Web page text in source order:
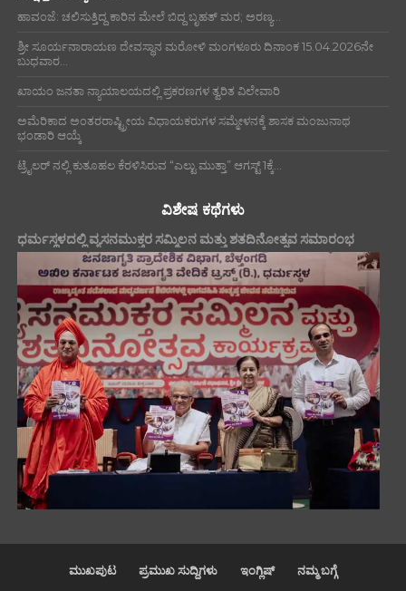
ಹಾವಂಜೆ: ಚಲಿಸುತ್ತಿದ್ದ ಕಾರಿನ ಮೇಲೆ ಬಿದ್ದ ಬೃಹತ್ ಮರ; ಅರಣ್ಯ...
ಶ್ರೀ ಸೂರ್ಯನಾರಾಯಣ ದೇವಸ್ಥಾನ ಮರೋಳಿ ಮಂಗಳೂರು ದಿನಾಂಕ 15.04.2026ನೇ
ಬುಧವಾರ...
ಖಾಯಂ ಜನತಾ ನ್ಯಾಯಾಲಯದಲ್ಲಿ ಪ್ರಕರಣಗಳ ತ್ವರಿತ ವಿಲೇವಾರಿ
ಅಮೆರಿಕಾದ ಅಂತರರಾಷ್ಟ್ರೀಯ ವಿಧಾಯಕರುಗಳ ಸಮ್ಮೇಳನಕ್ಕೆ ಶಾಸಕ ಮಂಜುನಾಥ
ಭಂಡಾರಿ ಆಯ್ಕೆ
ಟ್ರೈಲರ್ ನಲ್ಲಿ ಕುತೂಹಲ ಕೆರಳಿಸಿರುವ “ಎಲ್ಟು ಮುತ್ತಾ” ಆಗಸ್ಟ್ 1ಕ್ಕೆ...
ವಿಶೇಷ ಕಥೆಗಳು
ಧರ್ಮಸ್ಥಳದಲ್ಲಿ ವ್ಯಸನಮುಕ್ತರ ಸಮ್ಮಿಲನ ಮತ್ತು ಶತದಿನೋತ್ಸವ ಸಮಾರಂಭ
ಮುಖಪುಟ ಪ್ರಮುಖ ಸುದ್ದಿಗಳು ಇಂಗ್ಲಿಷ್ ನಮ್ಮ ಬಗ್ಗೆ